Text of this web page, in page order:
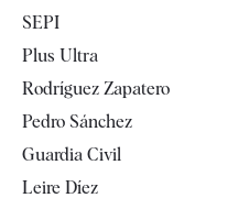
Televisión
SEPI
Plus Ultra
Rodríguez Zapatero
Pedro Sánchez
Guardia Civil
Leire Díez